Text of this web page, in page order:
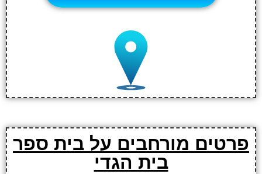
פרטים מורחבים על בית ספר
בית הגדי